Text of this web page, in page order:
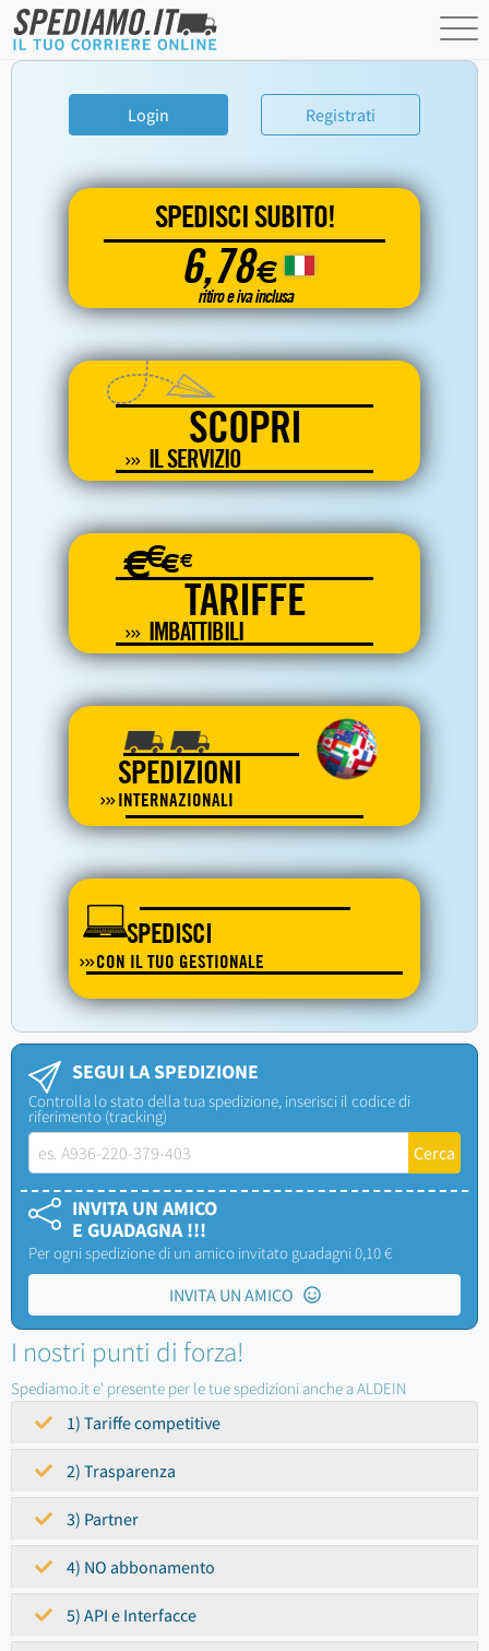
Login Registrati
SPEDISCI SUBITO!
6,78€
ritiro e iva inclusa
SCOPRI
IL SERVIZIO
€€€€
TARIFFE
IMBATTIBILI
SPEDIZIONI
INTERNAZIONALI
SPEDISCI
CON IL TUO GESTIONALE
SEGUI LA SPEDIZIONE
Controlla lo stato della tua spedizione, inserisci il codice di
riferimento (tracking)
INVITA UN AMICO
E GUADAGNA !!!
Per ogni spedizione di un amico invitato guadagni 0,10 €
INVITA UN AMICO
I nostri punti di forza!
Spediamo.it e' presente per le tue spedizioni anche a ALDEIN
1) Tariffe competitive
2) Trasparenza
3) Partner
4) NO abbonamento
5) API e Interfacce